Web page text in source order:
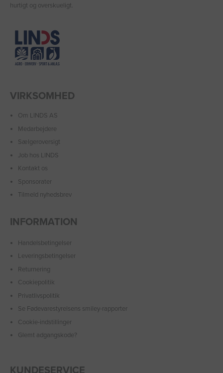
hurtigt og overskueligt.
VIRKSOMHED
Om LINDS AS
Medarbejdere
Sælgeroversigt
Job hos LINDS
Kontakt os
Sponsorater
Tilmeld nyhedsbrev
INFORMATION
Handelsbetingelser
Leveringsbetingelser
Returnering
Cookiepolitik
Privatlivspolitik
Se Fødevarestyrelsens smiley-rapporter
Cookie-indstillinger
Glemt adgangskode?